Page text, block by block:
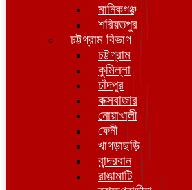
মানিকগঞ্জ
শরিয়তপুর
চট্টগ্রাম বিভাগ
চট্টগ্রাম
কুমিল্লা
চাঁদপুর
কক্সবাজার
নোয়াখালী
ফেনী
খাগড়াছড়ি
বান্দরবান
রাঙামাটি